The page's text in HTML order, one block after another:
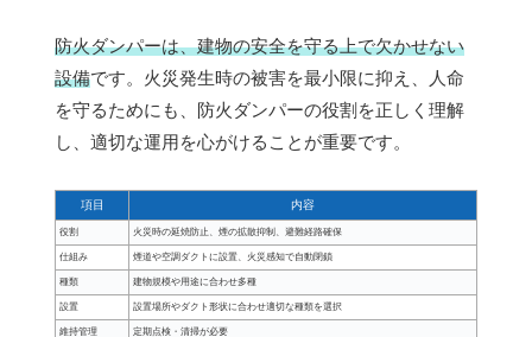
防火ダンパーは、建物の安全を守る上で欠かせない
設備です。火災発生時の被害を最小限に抑え、人命
を守るためにも、防火ダンパーの役割を正しく理解
し、適切な運用を心がけることが重要です。
項目 内容
役割 火災時の延焼防止、煙の拡散抑制、避難経路確保
仕組み 煙道や空調ダクトに設置、火災感知で自動閉鎖
種類 建物規模や用途に合わせ多種
設置 設置場所やダクト形状に合わせ適切な種類を選択
維持管理 定期点検・清掃が必要